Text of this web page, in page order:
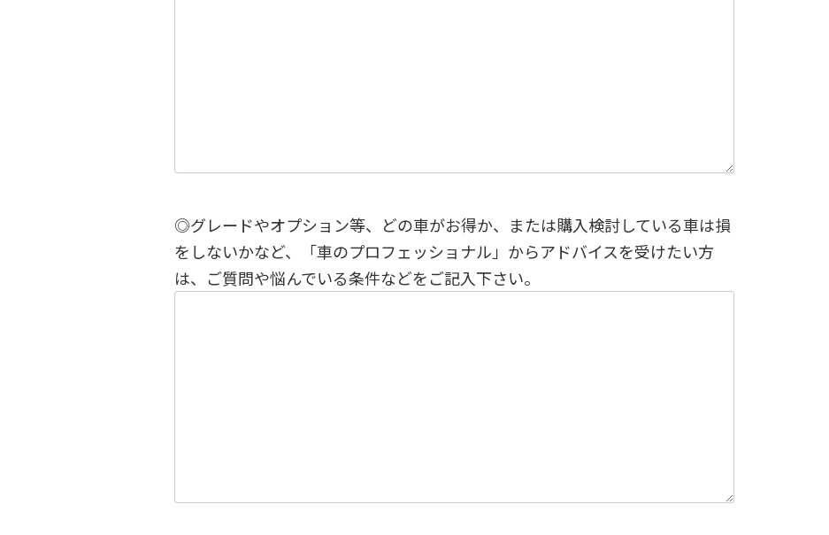
◎グレードやオプション等、どの車がお得か、または購入検討している車は損
をしないかなど、「車のプロフェッショナル」からアドバイスを受けたい方
は、ご質問や悩んでいる条件などをご記入下さい。